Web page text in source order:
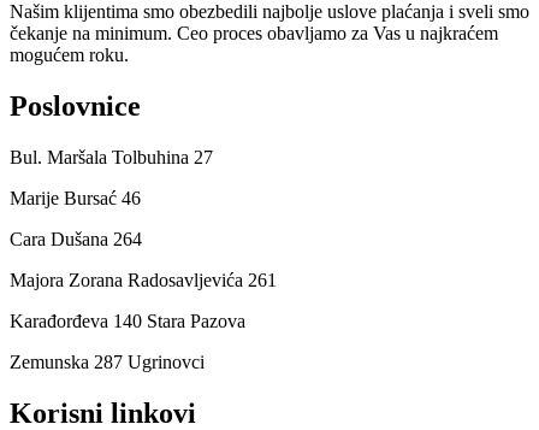
Našim klijentima smo obezbedili najbolje uslove plaćanja i sveli smo
čekanje na minimum. Ceo proces obavljamo za Vas u najkraćem
mogućem roku.
Poslovnice
Bul. Maršala Tolbuhina 27
Marije Bursać 46
Cara Dušana 264
Majora Zorana Radosavljevića 261
Karađorđeva 140 Stara Pazova
Zemunska 287 Ugrinovci
Korisni linkovi